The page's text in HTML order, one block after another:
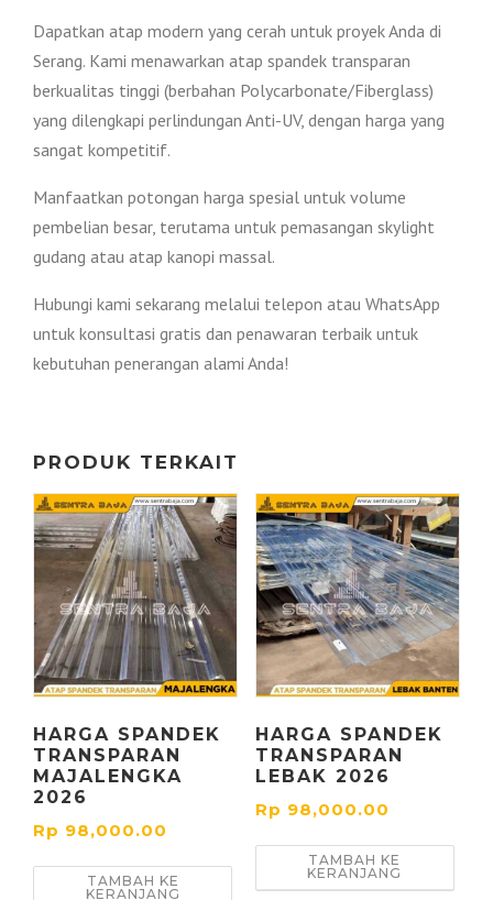
Dapatkan atap modern yang cerah untuk proyek Anda di
Serang. Kami menawarkan atap spandek transparan
berkualitas tinggi (berbahan Polycarbonate/Fiberglass)
yang dilengkapi perlindungan Anti-UV, dengan harga yang
sangat kompetitif.
Manfaatkan potongan harga spesial untuk volume
pembelian besar, terutama untuk pemasangan skylight
gudang atau atap kanopi massal.
Hubungi kami sekarang melalui telepon atau WhatsApp
untuk konsultasi gratis dan penawaran terbaik untuk
kebutuhan penerangan alami Anda!
PRODUK TERKAIT
HARGA SPANDEK
TRANSPARAN
MAJALENGKA
2026
Rp 98,000.00
TAMBAH KE
KERANJANG
HARGA SPANDEK
TRANSPARAN
LEBAK 2026
Rp 98,000.00
TAMBAH KE
KERANJANG